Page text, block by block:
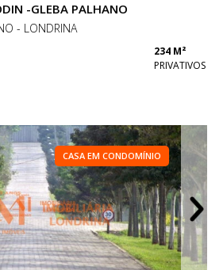
-GLEBA PALHANO
- LONDRINA
234 M²
PRIVATIVOS
CASA EM CONDOMÍNIO